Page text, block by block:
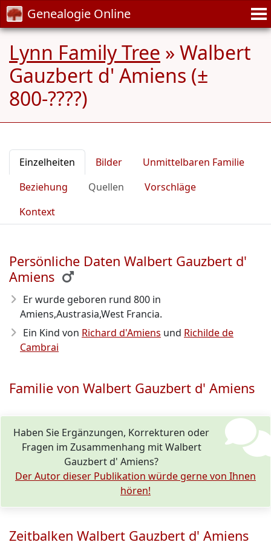
Genealogie Online
Lynn Family Tree » Walbert
Gauzbert d' Amiens (±
800-????)
Einzelheiten Bilder
Unmittelbaren Familie
Beziehung
Quellen
Vorschläge
Kontext
Persönliche Daten Walbert Gauzbert d'
Amiens
Er wurde geboren rund 800 in
Amiens,Austrasia,West Francia.
Ein Kind von Richard d'Amiens und Richilde de
Cambrai
Familie von Walbert Gauzbert d' Amiens
Haben Sie Ergänzungen, Korrekturen oder
Fragen im Zusammenhang mit Walbert
Gauzbert d' Amiens?
Der Autor dieser Publikation würde gerne von Ihnen
hören!
Zeitbalken Walbert Gauzbert d' Amiens